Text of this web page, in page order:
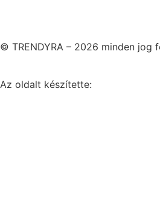
© TRENDYRA – 2026 minden jog
Az oldalt készítette: